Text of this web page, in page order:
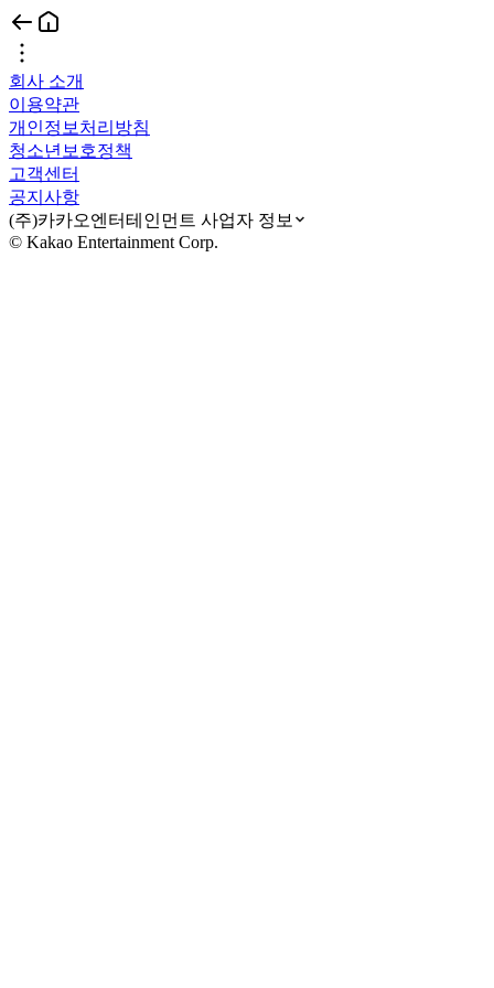
회사 소개
이용약관
개인정보처리방침
청소년보호정책
고객센터
공지사항
(주)카카오엔터테인먼트 사업자 정보
© Kakao Entertainment Corp.